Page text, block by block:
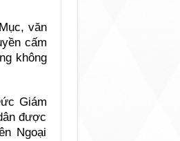
văn
cấm
không
Giám
được
Ngoại